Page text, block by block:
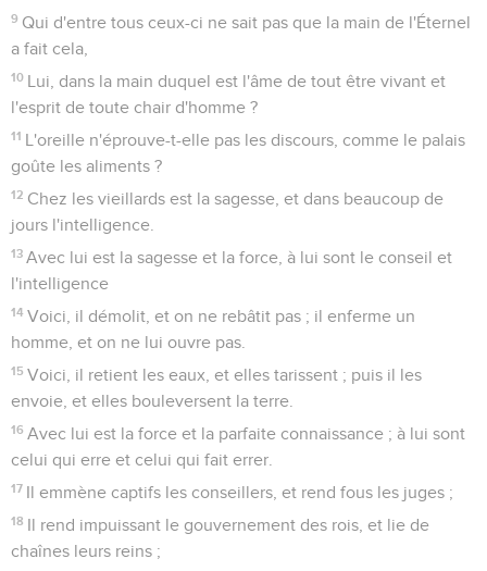
9 Qui d'entre tous ceux-ci ne sait pas que la main de l'Éternel
a fait cela,
10 Lui, dans la main duquel est l'âme de tout être vivant et
l'esprit de toute chair d'homme ?
11 L'oreille n'éprouve-t-elle pas les discours, comme le palais
goûte les aliments ?
12 Chez les vieillards est la sagesse, et dans beaucoup de
jours l'intelligence.
13 Avec lui est la sagesse et la force, à lui sont le conseil et
l'intelligence
14 Voici, il démolit, et on ne rebâtit pas ; il enferme un
homme, et on ne lui ouvre pas.
15 Voici, il retient les eaux, et elles tarissent ; puis il les
envoie, et elles bouleversent la terre.
16 Avec lui est la force et la parfaite connaissance ; à lui sont
celui qui erre et celui qui fait errer.
17 Il emmène captifs les conseillers, et rend fous les juges ;
18 Il rend impuissant le gouvernement des rois, et lie de
chaînes leurs reins ;